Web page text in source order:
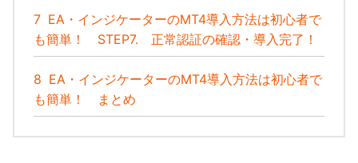
7 EA・インジケーターのMT4導入方法は初心者で
も簡単！ STEP7. 正常認証の確認・導入完了！
8 EA・インジケーターのMT4導入方法は初心者で
も簡単！ まとめ